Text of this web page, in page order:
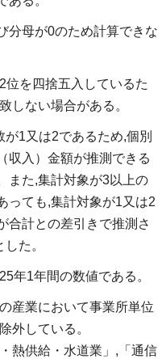
分母が0のため計算できな
位を四捨五入しているた
しない場合がある。
が1又は2であるため,個別
収入）金額が推測できる
また,集計対象が3以上の
っても,集計対象が1又は2
合計との差引きで推測さ
た。
年1年間の数値である。
産業において事業所単位
外している。
熱供給・水道業」,「通信